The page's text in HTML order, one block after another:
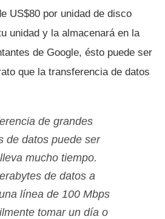
US$80 por unidad de disco
unidad y la almacenará en la
de Google, ésto puede ser
que la transferencia de datos
de grandes
de datos puede ser
mucho tiempo.
de datos a
lí­nea de 100 Mbps
tomar un dí­a o